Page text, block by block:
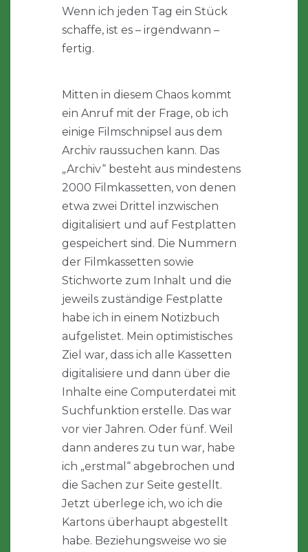
Wenn ich jeden Tag ein Stück
schaffe, ist es – irgendwann –
fertig.
Mitten in diesem Chaos kommt
ein Anruf mit der Frage, ob ich
einige Filmschnipsel aus dem
Archiv raussuchen kann. Das
„Archiv“ besteht aus mindestens
2000 Filmkassetten, von denen
etwa zwei Drittel inzwischen
digitalisiert und auf Festplatten
gespeichert sind. Die Nummern
der Filmkassetten sowie
Stichworte zum Inhalt und die
jeweils zuständige Festplatte
habe ich in einem Notizbuch
aufgelistet. Mein optimistisches
Ziel war, dass ich alle Kassetten
digitalisiere und dann über die
Inhalte eine Computerdatei mit
Suchfunktion erstelle. Das war
vor vier Jahren. Oder fünf. Weil
dann anderes zu tun war, habe
ich „erstmal“ abgebrochen und
die Sachen zur Seite gestellt.
Jetzt überlege ich, wo ich die
Kartons überhaupt abgestellt
habe. Beziehungsweise wo sie